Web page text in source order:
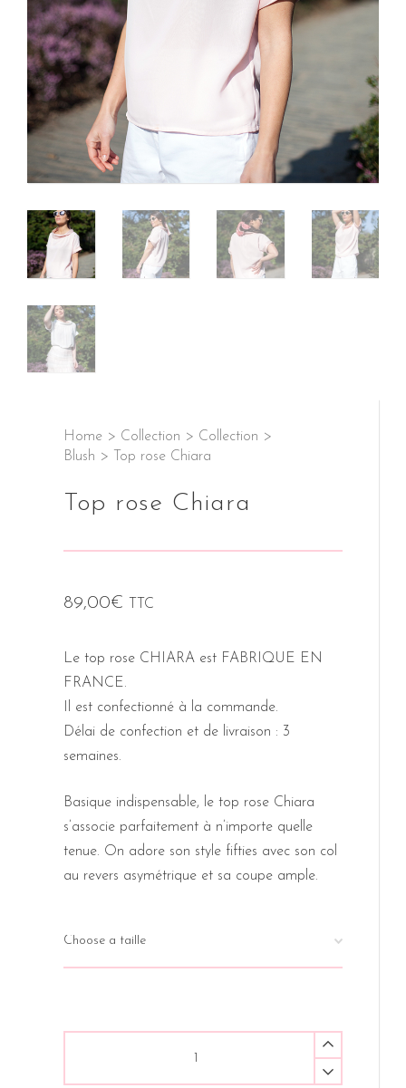
Home > Collection > Collection >
Blush > Top rose Chiara
Top rose Chiara
89,00€ TTC
Le top rose CHIARA est FABRIQUE EN
FRANCE.
Il est confectionné à la commande.
Délai de confection et de livraison : 3
semaines.
Basique indispensable, le top rose Chiara
s’associe parfaitement à n’importe quelle
tenue. On adore son style fifties avec son col
au revers asymétrique et sa coupe ample.